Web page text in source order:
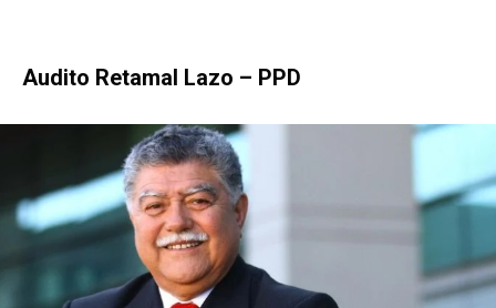
Audito Retamal Lazo – PPD